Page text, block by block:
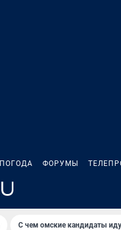
ПОГОДА ФОРУМЫ
С чем омские кандидаты